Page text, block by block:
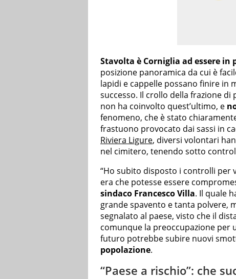
Stavolta è Corniglia ad essere in
posizione panoramica da cui è
lapidi e cappelle possano finire in
successo. Il crollo della frazione
non ha coinvolto quest’ultimo, e
fenomeno, che è stato
frastuono provocato dai sassi in
Riviera Ligure, diversi volontari
nel cimitero, tenendo sotto
“Ho subito disposto i controlli
era che potesse essere
sindaco Francesco Villa. Il quale
grande spavento e tanta polvere,
segnalato al paese, visto che il
comunque la preoccupazione
futuro potrebbe subire nuovi
popolazione.
“Paese a rischio”: che